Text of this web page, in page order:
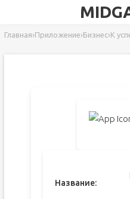
Главная›Приложение›Бизнес›К
Название: